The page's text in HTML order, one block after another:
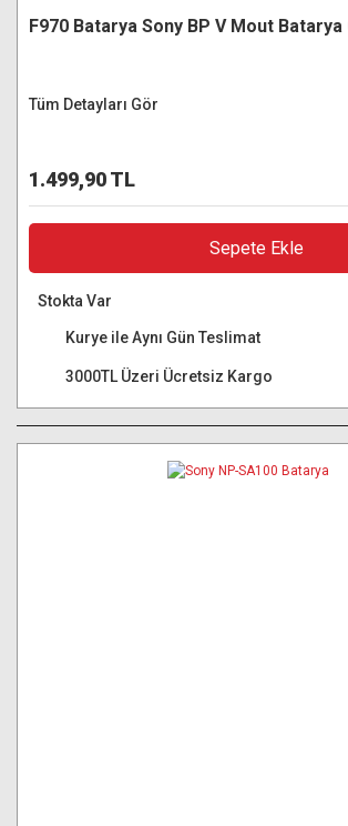
F970 Batarya Sony BP V Mout
Tüm Detayları Gör
1.499,90 TL
Sepete Ekle
Stokta Var
Kurye ile Aynı Gün Teslimat
3000TL Üzeri Ücretsiz Kargo